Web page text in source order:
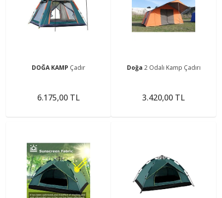
DOĞA KAMP Çadır
6.175,00 TL
Doğa 2 Odalı Kamp Çadırı
3.420,00 TL